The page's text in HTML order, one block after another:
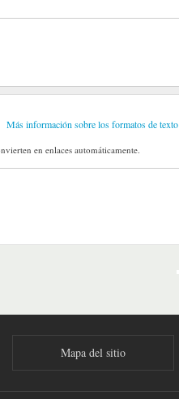
Más información sobre los formatos de texto
en enlaces automáticamente.
Mapa del sitio